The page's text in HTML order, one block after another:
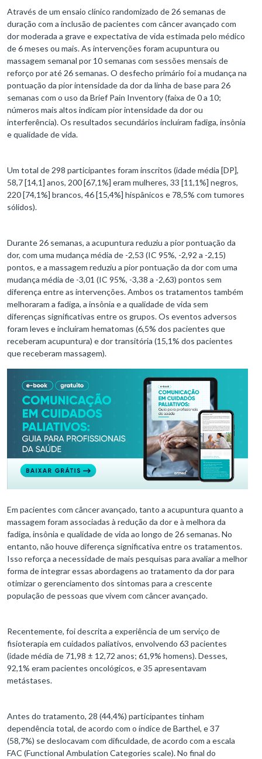
Através de um ensaio clínico randomizado de 26 semanas de
duração com a inclusão de pacientes com câncer avançado com
dor moderada a grave e expectativa de vida estimada pelo médico
de 6 meses ou mais. As intervenções foram acupuntura ou
massagem semanal por 10 semanas com sessões mensais de
reforço por até 26 semanas. O desfecho primário foi a mudança na
pontuação da pior intensidade da dor da linha de base para 26
semanas com o uso da Brief Pain Inventory (faixa de 0 a 10;
números mais altos indicam pior intensidade da dor ou
interferência). Os resultados secundários incluíram fadiga, insônia
e qualidade de vida.
Um total de 298 participantes foram inscritos (idade média [DP],
58,7 [14,1] anos, 200 [67,1%] eram mulheres, 33 [11,1%] negros,
220 [74,1%] brancos, 46 [15,4%] hispânicos e 78,5% com tumores
sólidos).
Durante 26 semanas, a acupuntura reduziu a pior pontuação da
dor, com uma mudança média de -2,53 (IC 95%, -2,92 a -2,15)
pontos, e a massagem reduziu a pior pontuação da dor com uma
mudança média de -3,01 (IC 95%, -3,38 a -2,63) pontos sem
diferença entre as intervenções. Ambos os tratamentos também
melhoraram a fadiga, a insônia e a qualidade de vida sem
diferenças significativas entre os grupos. Os eventos adversos
foram leves e incluíram hematomas (6,5% dos pacientes que
receberam acupuntura) e dor transitória (15,1% dos pacientes
que receberam massagem).
Em pacientes com câncer avançado, tanto a acupuntura quanto a
massagem foram associadas à redução da dor e à melhora da
fadiga, insônia e qualidade de vida ao longo de 26 semanas. No
entanto, não houve diferença significativa entre os tratamentos.
Isso reforça a necessidade de mais pesquisas para avaliar a melhor
forma de integrar essas abordagens ao tratamento da dor para
otimizar o gerenciamento dos sintomas para a crescente
população de pessoas que vivem com câncer avançado.
Recentemente, foi descrita a experiência de um serviço de
fisioterapia em cuidados paliativos, envolvendo 63 pacientes
(idade média de 71,98 ± 12,72 anos; 61,9% homens). Desses,
92,1% eram pacientes oncológicos, e 35 apresentavam
metástases.
Antes do tratamento, 28 (44,4%) participantes tinham
dependência total, de acordo com o índice de Barthel, e 37
(58,7%) se deslocavam com dificuldade, de acordo com a escala
FAC (Functional Ambulation Categories scale). No final do